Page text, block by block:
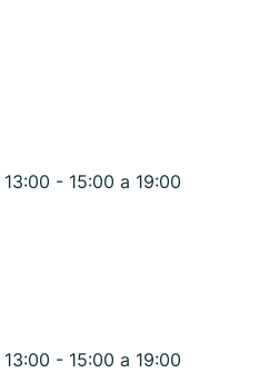
13:00 - 15:00 a 19:00
13:00 - 15:00 a 19:00